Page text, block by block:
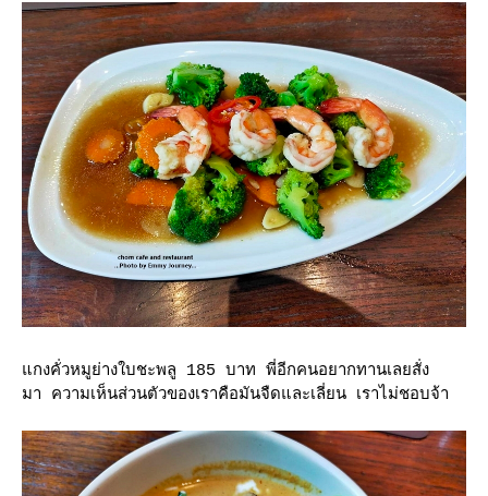
กงคั่วหมูย่างใบชะพลู 185 บาท พี่อีกคนอยากทานเลยสั่ง
มา ความเห็นส่วนตัวของเราคือมันจืดและเลี่ยน เราไม่ชอบจ้า